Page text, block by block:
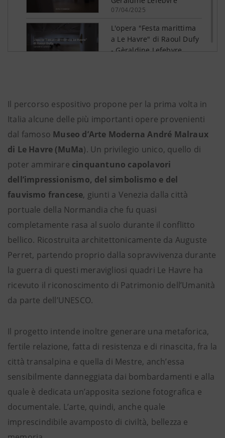
Il percorso espositivo propone per la prima volta in
Italia alcune delle più importanti opere provenienti
dal famoso Museo d’Arte Moderna André Malraux
di Le Havre (MuMa). Un privilegio unico, quello di
poter ammirare cinquantuno capolavori
dell’impressionismo, del simbolismo e del
fauvismo francese, giunti a Venezia dalla città
portuale della Normandia che fu quasi
completamente rasa al suolo durante il conflitto
bellico. Ricostruita architettonicamente da Auguste
Perret, partendo proprio dalla sopravvivenza durante
la guerra di questi meravigliosi quadri Le Havre ha
ricevuto il riconoscimento di Patrimonio dell’Umanità
da parte dell’UNESCO.
Il progetto intende inoltre generare una metaforica,
fertile relazione, fatta di resistenza e di rinascita, fra la
città transalpina e quella di Mestre, anch’essa
sensibilmente danneggiata dai bombardamenti e alla
quale è dedicata un’apposita sezione fotografica e
documentale. L’arte, quindi, anche quale
imprescindibile avamposto di civiltà, bellezza e